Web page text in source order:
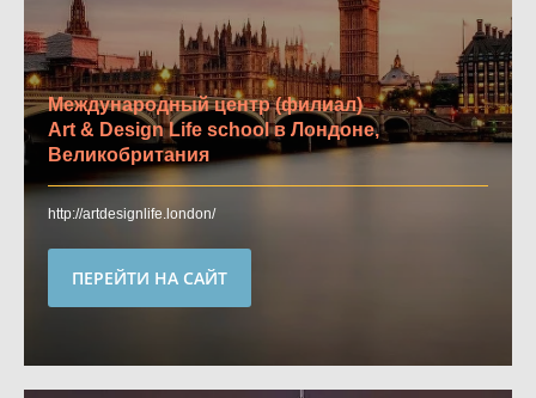
Международный центр (филиал)
Art & Design Life school в Лондоне,
Великобритания
http://artdesignlife.london/
ПЕРЕЙТИ НА САЙТ